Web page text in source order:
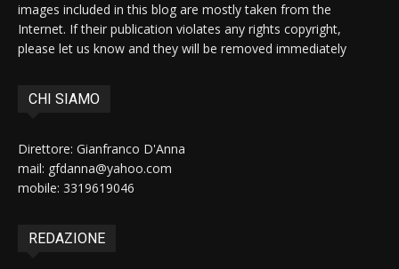
images included in this blog are mostly taken from the
Internet. If their publication violates any rights copyright,
please let us know and they will be removed immediately
CHI SIAMO
Direttore: Gianfranco D'Anna
mail: gfdanna@yahoo.com
mobile: 3319619046
REDAZIONE